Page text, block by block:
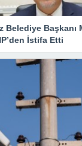
Belediye Başkanı
İstifa Etti